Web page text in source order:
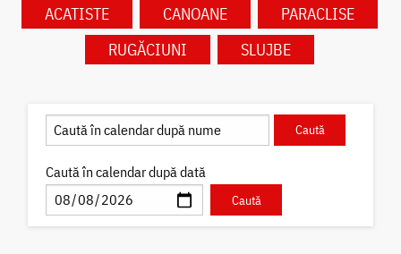
ACATISTE CANOANE
PARACLISE
RUGĂCIUNI
SLUJBE
Caută în calendar după dată